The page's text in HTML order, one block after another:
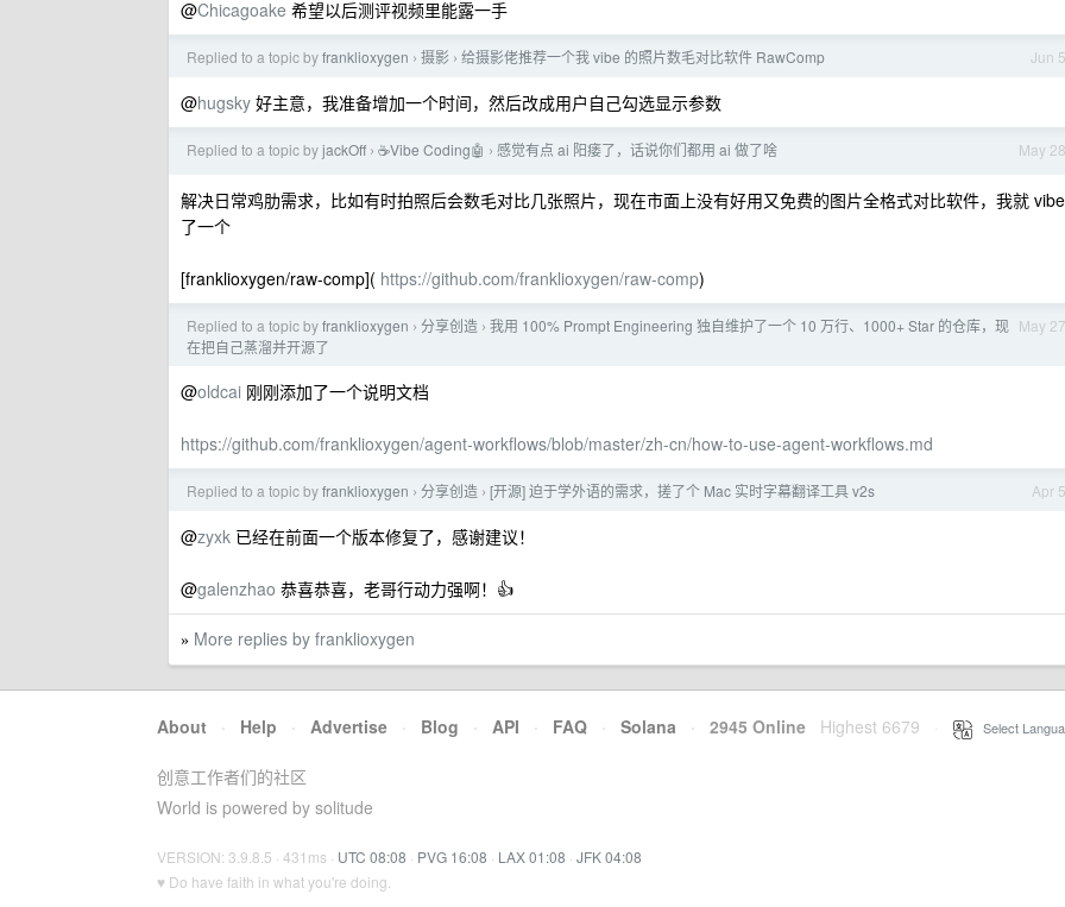
@Chicagoake 希望以后测评视频里能露一手
Jun 5
Replied to a topic byfranklioxygen › 摄影 › 给摄影佬推荐一个我 vibe 的照片数毛对比软件 RawComp
@hugsky 好主意，我准备增加一个时间，然后改成用户自己勾选显示参数
May 28
Replied to a topic byjackOff › ☕Vibe Coding🤖 › 感觉有点 ai 阳痿了，话说你们都用 ai 做了啥
解决日常鸡肋需求，比如有时拍照后会数毛对比几张照片，现在市面上没有好用又免费的图片全格式对比软件，我就 vibe
了一个
[franklioxygen/raw-comp]( https://github.com/franklioxygen/raw-comp)
May 27
Replied to a topic byfranklioxygen › 分享创造 › 我用 100% Prompt Engineering 独自维护了一个 10 万行、1000+ Star 的仓库，现
在把自己蒸溜并开源了
@oldcai 刚刚添加了一个说明文档
https://github.com/franklioxygen/agent-workflows/blob/master/zh-cn/how-to-use-agent-workflows.md
Apr 5
Replied to a topic byfranklioxygen › 分享创造 › [开源] 迫于学外语的需求，搓了个 Mac 实时字幕翻译工具 v2s
@zyxk 已经在前面一个版本修复了，感谢建议！
@galenzhao 恭喜恭喜，老哥行动力强啊！👍
» More replies by franklioxygen
About · Help · Advertise · Blog · API · FAQ · Solana · 2945 Online Highest 6679 Select
创意工作者们的社区
World is powered by solitude
VERSION: 3.9.8.5 · 431ms · UTC 08:08 · PVG 16:08 · LAX 01:08 · JFK 04:08
♥ Do have faith in what you're doing.